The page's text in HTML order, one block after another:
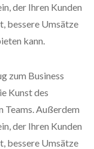
der Ihren Kunden
bessere Umsätze
kann.
zum Business
Kunst des
Teams. Außerdem
der Ihren Kunden
bessere Umsätze